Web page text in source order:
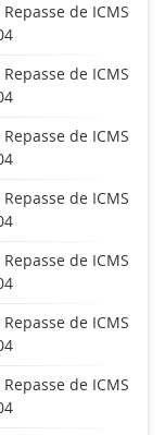
de ICMS
de ICMS
de ICMS
de ICMS
de ICMS
de ICMS
de ICMS